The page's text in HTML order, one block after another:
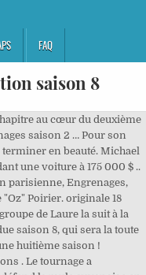
FAQ
saison 8
au cœur du deuxième
saison 2 … Pour son
en beauté. Michael
une voiture à 175 000 $ ..
parisienne, Engrenages,
Poirier. originale 18
de Laure la suit à la
saison 8, qui sera la toute
huitième saison !
. Le tournage a